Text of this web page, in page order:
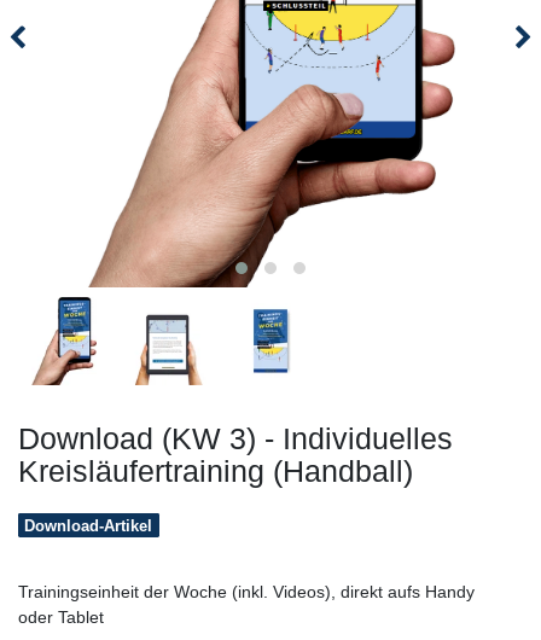
Download (KW 3) - Individuelles
Kreisläufertraining (Handball)
Download-Artikel
Trainingseinheit der Woche (inkl. Videos), direkt aufs Handy
oder Tablet